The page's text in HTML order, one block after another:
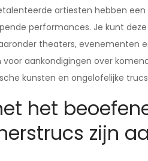
artiesten hebben
performances. Je kunt
theaters, evenementen
aankondigingen over
kunsten en ongelofelijke
het
zijn